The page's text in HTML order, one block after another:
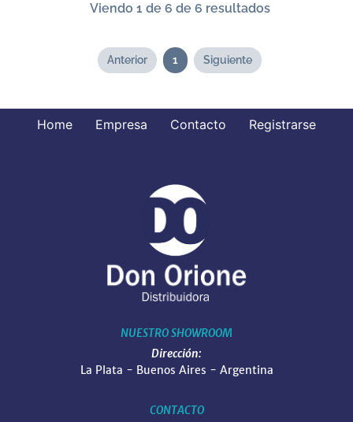
Viendo 1 de 6 de 6 resultados
Anterior 1 Siguiente
Home Empresa Contacto Registrarse
NUESTRO SHOWROOM
Dirección:
La Plata - Buenos Aires - Argentina
CONTACTO